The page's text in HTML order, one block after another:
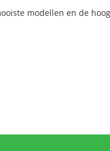
modellen en de